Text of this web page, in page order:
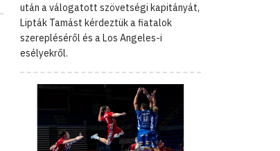
után a válogatott szövetségi kapitányát,
Lipták Tamást kérdeztük a fiatalok
szerepléséről és a Los Angeles-i
esélyekről.